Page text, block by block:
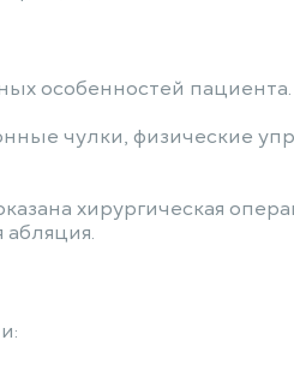
особенностей пациента.
чулки, физические
хирургическая
абляция.